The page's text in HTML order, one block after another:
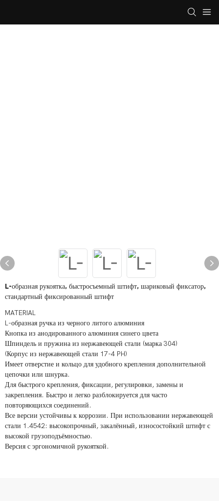
L-образная рукоятка, быстросъемный штифт, шариковый фиксатор,
стандартный фиксированный штифт
MATERIAL
L-образная ручка из черного литого алюминия
Кнопка из анодированного алюминия синего цвета
Шпиндель и пружина из нержавеющей стали (марка 304)
(Корпус из нержавеющей стали 17-4 PH)
Имеет отверстие и кольцо для удобного крепления дополнительной
цепочки или шнурка.
Для быстрого крепления, фиксации, регулировки, замены и
закрепления. Быстро и легко разблокируется для часто
повторяющихся соединений.
Все версии устойчивы к коррозии. При использовании нержавеющей
стали 1.4542: высокопрочный, закалённый, износостойкий штифт с
высокой грузоподъёмностью.
Версия с эргономичной рукояткой.